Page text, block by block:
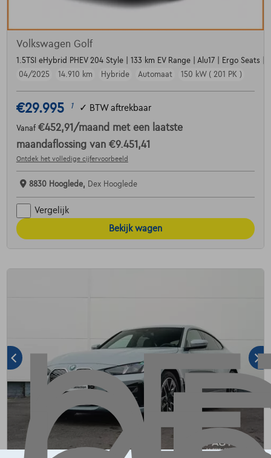
Volkswagen Golf
1.5TSI eHybrid PHEV 204 Style | 133 km EV Range | Alu17 | Ergo Seats |
04/2025
14.910 km Hybride Automaat 150 kW ( 201 PK )
€29.995 1 ✓ BTW aftrekbaar
Vanaf €452,91 /maand met een laatste
maandaflossing van €9.451,41
Ontdek het volledige cijfervoorbeeld
8830 Hooglede, Dex Hooglede
Vergelijk
Bekijk wagen